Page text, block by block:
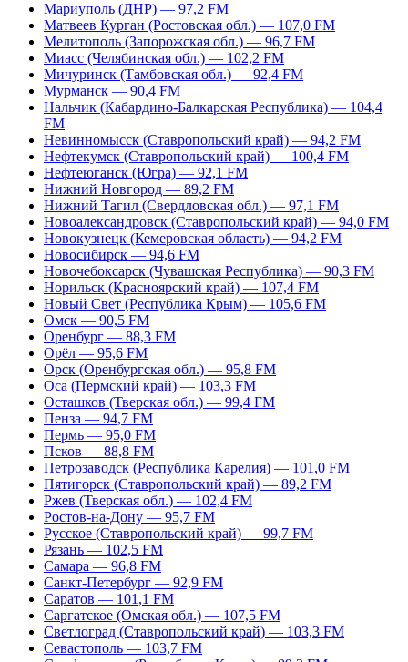
Мариуполь (ДНР) — 97,2 FM
Матвеев Курган (Ростовская обл.) — 107,0 FM
Мелитополь (Запорожская обл.) — 96,7 FM
Миасс (Челябинская обл.) — 102,2 FM
Мичуринск (Тамбовская обл.) — 92,4 FM
Мурманск — 90,4 FM
Нальчик (Кабардино-Балкарская Республика) — 104,4
FM
Невинномысск (Ставропольский край) — 94,2 FM
Нефтекумск (Ставропольский край) — 100,4 FM
Нефтеюганск (Югра) — 92,1 FM
Нижний Новгород — 89,2 FM
Нижний Тагил (Свердловская обл.) — 97,1 FM
Новоалександровск (Ставропольский край) — 94,0 FM
Новокузнецк (Кемеровская область) — 94,2 FM
Новосибирск — 94,6 FM
Новочебоксарск (Чувашская Республика) — 90,3 FM
Норильск (Красноярский край) — 107,4 FM
Новый Свет (Республика Крым) — 105,6 FM
Омск — 90,5 FM
Оренбург — 88,3 FM
Орёл — 95,6 FM
Орск (Оренбургская обл.) — 95,8 FM
Оса (Пермский край) — 103,3 FM
Осташков (Тверская обл.) — 99,4 FM
Пенза — 94,7 FM
Пермь — 95,0 FM
Псков — 88,8 FM
Петрозаводск (Республика Карелия) — 101,0 FM
Пятигорск (Ставропольский край) — 89,2 FM
Ржев (Тверская обл.) — 102,4 FM
Ростов-на-Дону — 95,7 FM
Русское (Ставропольский край) — 99,7 FM
Рязань — 102,5 FM
Самара — 96,8 FM
Санкт-Петербург — 92,9 FM
Саратов — 101,1 FM
Саргатское (Омская обл.) — 107,5 FM
Светлоград (Ставропольский край) — 103,3 FM
Севастополь — 103,7 FM